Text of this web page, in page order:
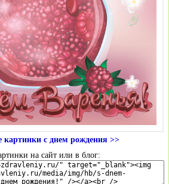
картинки с днем рождения >>
на сайт или в блог: